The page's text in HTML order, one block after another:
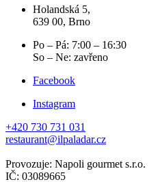
Holandská 5,
639 00, Brno
Po – Pá: 7:00 – 16:30
So – Ne: zavřeno
Facebook
Instagram
+420 730 731 031
restaurant@ilpaladar.cz
Provozuje: Napoli gourmet s.r.o.
IČ: 03089665